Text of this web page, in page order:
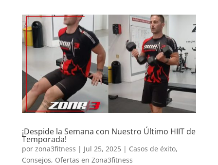
¡Despide la Semana con Nuestro Último HIIT de
Temporada!
por zona3fitness | Jul 25, 2025| Casos de éxito,
Consejos, Ofertas en Zona3fitness